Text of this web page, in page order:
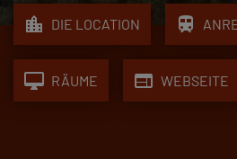
location_city DIE LOCATION train
desktop_mac RÄUME web WEBSEITE